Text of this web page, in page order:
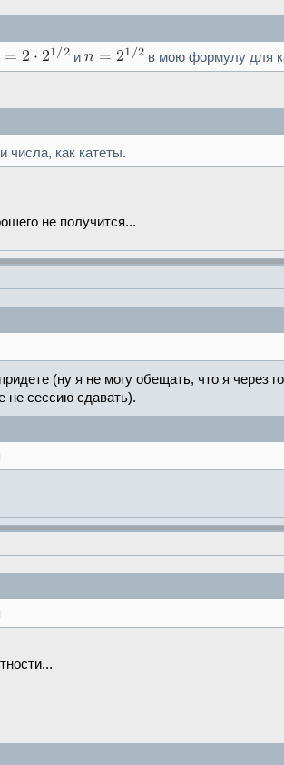
и в мою формулу для
числа, как катеты.
не получится...
(ну я не могу обещать, что я через
не сессию сдавать).